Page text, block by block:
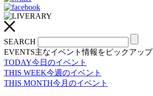
SEARCH
EVENTS主なイベント情報をピックアップ
TODAY今日のイベント
THIS WEEK今週のイベント
THIS MONTH今月のイベント